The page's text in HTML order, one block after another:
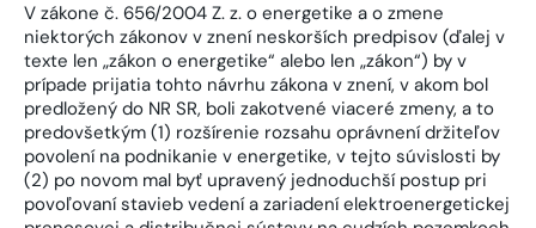
V zákone č. 656/2004 Z. z. o energetike a o zmene
niektorých zákonov v znení neskorších predpisov (ďalej v
texte len „zákon o energetike“ alebo len „zákon“) by v
prípade prijatia tohto návrhu zákona v znení, v akom bol
predložený do NR SR, boli zakotvené viaceré zmeny, a to
predovšetkým (1) rozšírenie rozsahu oprávnení držiteľov
povolení na podnikanie v energetike, v tejto súvislosti by
(2) po novom mal byť upravený jednoduchší postup pri
povoľovaní stavieb vedení a zariadení elektroenergetickej